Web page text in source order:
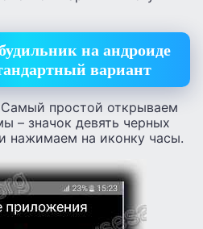
на андроиде
вариант
Самый простой открываем
– значок девять черных
нажимаем на иконку часы.